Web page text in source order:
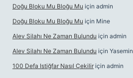
Doğu Bloku Mu Bloğu Mu için admin
Doğu Bloku Mu Bloğu Mu için Mine
Alev Silahı Ne Zaman Bulundu için admin
Alev Silahı Ne Zaman Bulundu için Yasemin
100 Defa Istiğfar Nasıl Çekilir için admin